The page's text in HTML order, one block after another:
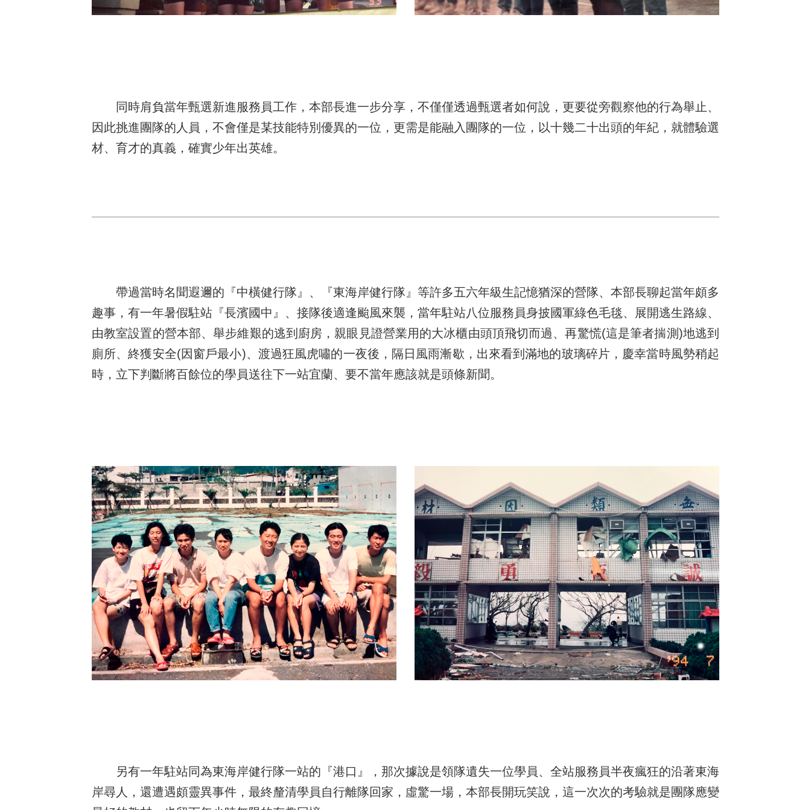
同時肩負當年甄選新進服務員工作，本部長進一步分享，不僅僅透過甄選者如何說，更要從旁觀察他的行為舉止、
因此挑進團隊的人員，不會僅是某技能特別優異的一位，更需是能融入團隊的一位，以十幾二十出頭的年紀，就體驗選
材、育才的真義，確實少年出英雄。
帶過當時名聞遐邇的『中橫健行隊』、『東海岸健行隊』等許多五六年級生記憶猶深的營隊、本部長聊起當年頗多
趣事，有一年暑假駐站『長濱國中』、接隊後適逢颱風來襲，當年駐站八位服務員身披國軍綠色毛毯、展開逃生路線、
由教室設置的營本部、舉步維艱的逃到廚房，親眼見證營業用的大冰櫃由頭頂飛切而過、再驚慌(這是筆者揣測)地逃到
廁所、終獲安全(因窗戶最小)、渡過狂風虎嘯的一夜後，隔日風雨漸歇，出來看到滿地的玻璃碎片，慶幸當時風勢稍起
時，立下判斷將百餘位的學員送往下一站宜蘭、要不當年應該就是頭條新聞。
另有一年駐站同為東海岸健行隊一站的『港口』，那次據說是領隊遺失一位學員、全站服務員半夜瘋狂的沿著東海
岸尋人，還遭遇頗靈異事件，最終釐清學員自行離隊回家，虛驚一場，本部長開玩笑說，這一次次的考驗就是團隊應變